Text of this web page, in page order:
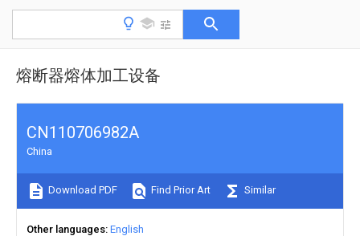
熔断器熔体加工设备
CN110706982A
China
Download PDF Find Prior Art Similar
Other languages English